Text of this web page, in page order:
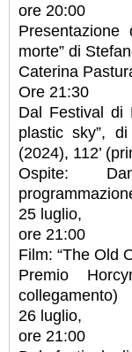
ore 20:00
morte” di
Caterina
Ore 21:30
Dal Festival di
plastic sky”,
(2024), 112’
Ospite:
25 luglio,
ore 21:00
Film: “The Old
Premio
collegamento)
26 luglio,
ore 21:00